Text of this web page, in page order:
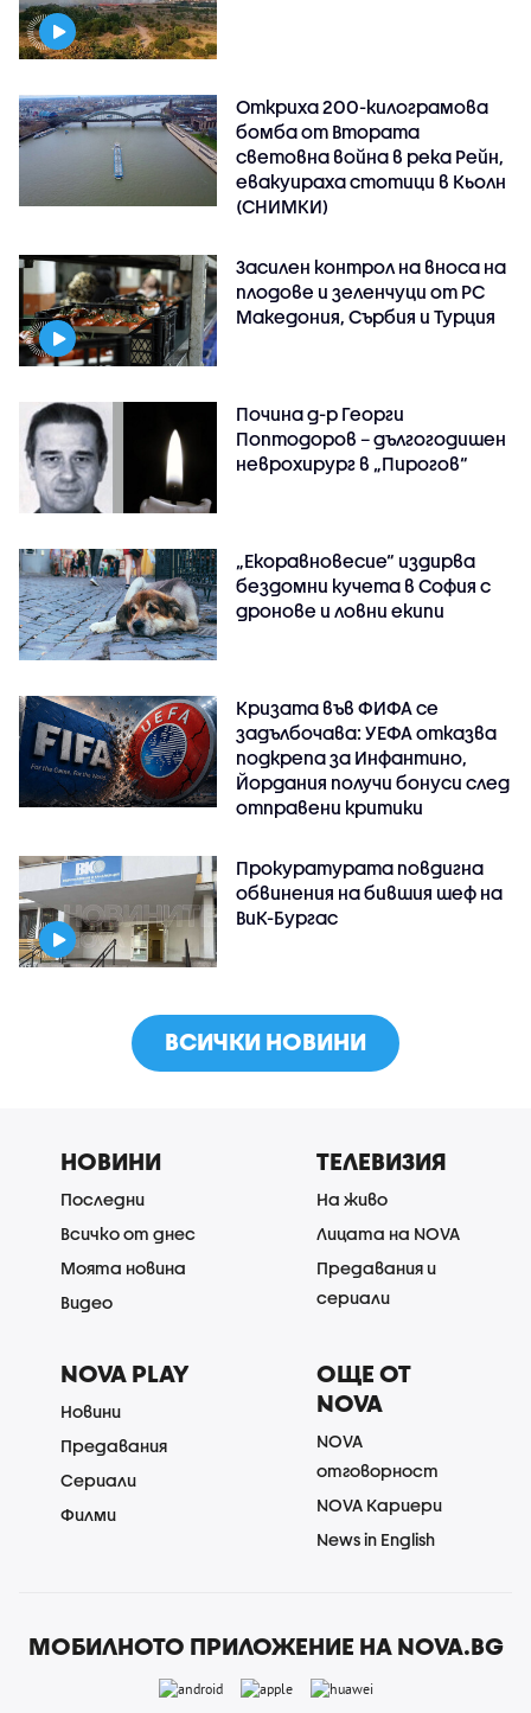
Откриха 200-килограмова
бомба от Втората
световна война в река Рейн,
евакуираха стотици в Кьолн
(СНИМКИ)
Засилен контрол на вноса на
плодове и зеленчуци от РС
Македония, Сърбия и Турция
Почина д-р Георги
Поптодоров – дългогодишен
неврохирург в „Пирогов“
„Екоравновесие“ издирва
бездомни кучета в София с
дронове и ловни екипи
Кризата във ФИФА се
задълбочава: УЕФА отказва
подкрепа за Инфантино,
Йордания получи бонуси след
отправени критики
Прокуратурата повдигна
обвинения на бившия шеф на
ВиК-Бургас
ВСИЧКИ НОВИНИ
НОВИНИ
Последни
Всичко от днес
Моята новина
Видео
ТЕЛЕВИЗИЯ
На живо
Лицата на NOVA
Предавания и
сериали
NOVA PLAY
Новини
Предавания
Сериали
Филми
ОЩЕ ОТ
NOVA
NOVA
отговорност
NOVA Кариери
News in English
МОБИЛНОТО ПРИЛОЖЕНИЕ НА NOVA.BG